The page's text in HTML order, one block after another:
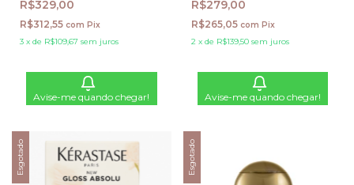
R$329,00
R$312,55 com Pix
3 x de R$109,67 sem juros
Avise-me quando chegar!
R$279,00
R$265,05 com Pix
2 x de R$139,50 sem juros
Avise-me quando chegar!
Esgotado Esgotado